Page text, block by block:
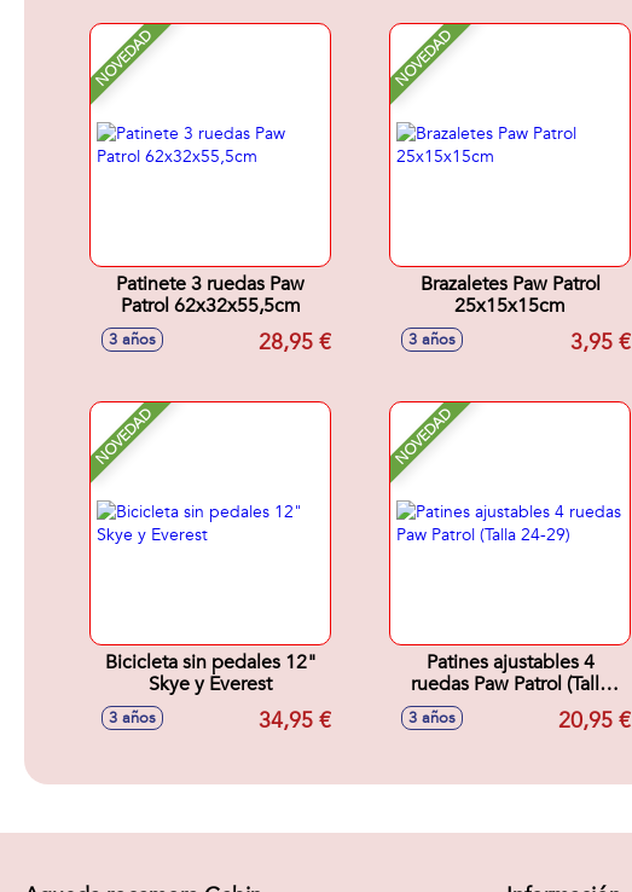
NOVEDAD
Patinete 3 ruedas Paw
Patrol 62x32x55,5cm
3 años 28,95 €
NOVEDAD
Brazaletes Paw Patrol
25x15x15cm
3 años 3,95 €
NOVEDAD
Bicicleta sin pedales 12"
Skye y Everest
3 años 34,95 €
NOVEDAD
Patines ajustables 4
ruedas Paw Patrol (Talla
3 años 20,95 €